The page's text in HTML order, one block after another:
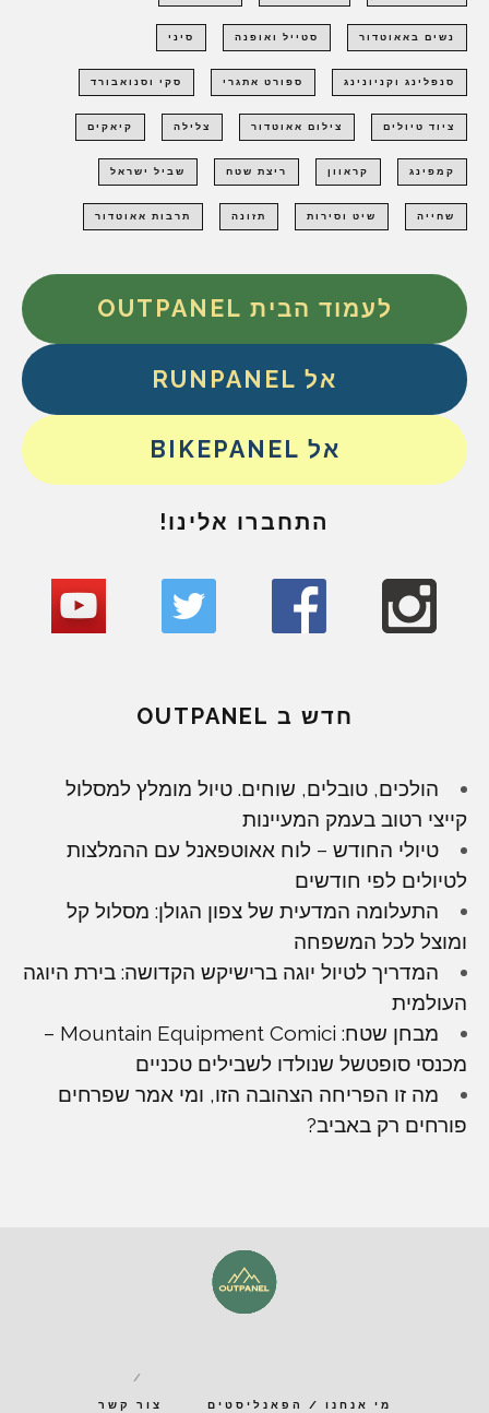
נשים באאוטדור סטייל ואופנה סיני
סנפלינג וקניונינג ספורט אתגרי סקי וסנואבורד
ציוד טיולים צילום אאוטדור צלילה קיאקים
קמפינג קראוון ריצת שטח שביל ישראל
שחייה שיט וסירות תזונה תרבות אאוטדור
לעמוד הבית OUTPANEL
אל RUNPANEL
אל BIKEPANEL
התחברו אלינו!
חדש ב OUTPANEL
הולכים, טובלים, שוחים. טיול מומלץ למסלול
קייצי רטוב בעמק המעיינות
טיולי החודש – לוח אאוטפאנל עם ההמלצות
לטיולים לפי חודשים
התעלומה המדעית של צפון הגולן: מסלול קל
ומוצל לכל המשפחה
המדריך לטיול יוגה ברישיקש הקדושה: בירת היוגה
העולמית
מבחן שטח: Mountain Equipment Comici –
מכנסי סופטשל שנולדו לשבילים טכניים
מה זו הפריחה הצהובה הזו, ומי אמר שפרחים
פורחים רק באביב?
מי אנחנו / הפאנליסטים צור קשר